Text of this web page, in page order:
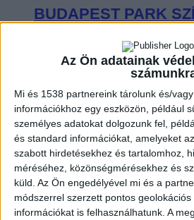
Az Ön adatainak
Mi és 1538 partnereink tárolunk és/
információkhoz egy eszközön, például
személyes adatokat dolgozunk fel,
és standard információkat, amelyeket
szabott hirdetésekhez és tartalomhoz,
méréséhez, közönségmérésekhez és
küld. Az Ön engedélyével mi és a
módszerrel szerzett pontos
információkat is felhasználhatunk. A
BUDAPEST PARK
KISGYEREK A
ZENE
A legfrissebb
A LEGROSSZABB